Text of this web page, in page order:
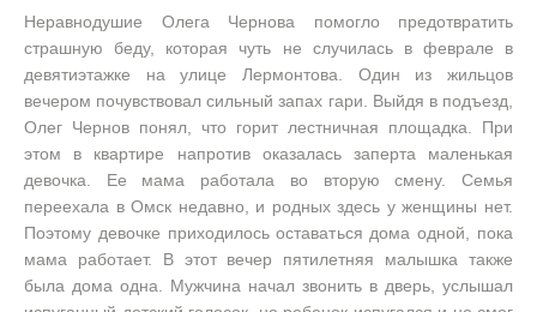
Неравнодушие Олега Чернова помогло предотвратить
страшную беду, которая чуть не случилась в феврале в
девятиэтажке на улице Лермонтова. Один из жильцов
вечером почувствовал сильный запах гари. Выйдя в подъезд,
Олег Чернов понял, что горит лестничная площадка. При
этом в квартире напротив оказалась заперта маленькая
девочка. Ее мама работала во вторую смену. Семья
переехала в Омск недавно, и родных здесь у женщины нет.
Поэтому девочке приходилось оставаться дома одной, пока
мама работает. В этот вечер пятилетняя малышка также
была дома одна. Мужчина начал звонить в дверь, услышал